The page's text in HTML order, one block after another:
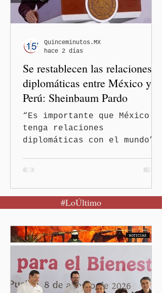
el podcast DesCasadas,
luego de que sus
señalados como
discriminatorios hacia
hombres y personas adultas
mayores.
Se restablecen las relaciones
diplomáticas entre México y
Perú: Sheinbaum Pardo
“Es importante que México
tenga relaciones
diplomáticas con el mundo”,
Sheinbaum Pardo anunció el
restablecimiento de las
entre los gobiernos de
México y Perú. “Es
la orientación política de
los gobiernos —porque hay
orientaciones políticas de
Quinceminutos.MX
hace 2 días
#LoÚltimo